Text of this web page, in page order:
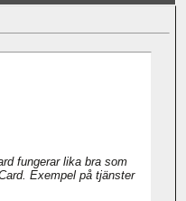
fungerar lika bra som
Exempel på tjänster